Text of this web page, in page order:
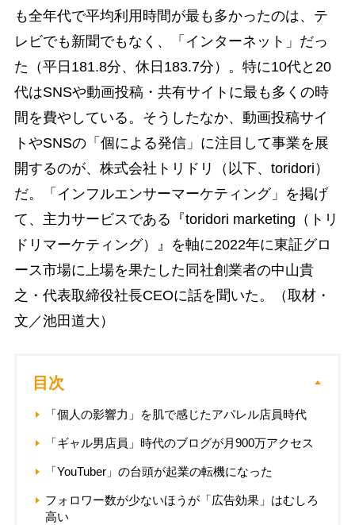
も全年代で平均利用時間が最も多かったのは、テ
レビでも新聞でもなく、「インターネット」だっ
た（平日181.8分、休日183.7分）。特に10代と20
代はSNSや動画投稿・共有サイトに最も多くの時
間を費やしている。そうしたなか、動画投稿サイ
トやSNSの「個による発信」に注目して事業を展
開するのが、株式会社トリドリ（以下、toridori）
だ。「インフルエンサーマーケティング」を掲げ
て、主力サービスである『toridori marketing（トリ
ドリマーケティング）』を軸に2022年に東証グロ
ース市場に上場を果たした同社創業者の中山貴
之・代表取締役社長CEOに話を聞いた。（取材・
文／池田道大）
目次
「個人の影響力」を肌で感じたアパレル店員時代
「ギャル男店員」時代のブログが月900万アクセス
「YouTuber」の台頭が起業の転機になった
フォロワー数が少ないほうが「広告効果」はむしろ
高い